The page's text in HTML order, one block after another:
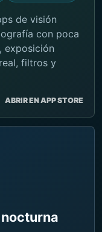
de visión
con poca
exposición
filtros y
ABRIR EN APP STORE